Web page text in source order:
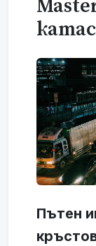
Пътен